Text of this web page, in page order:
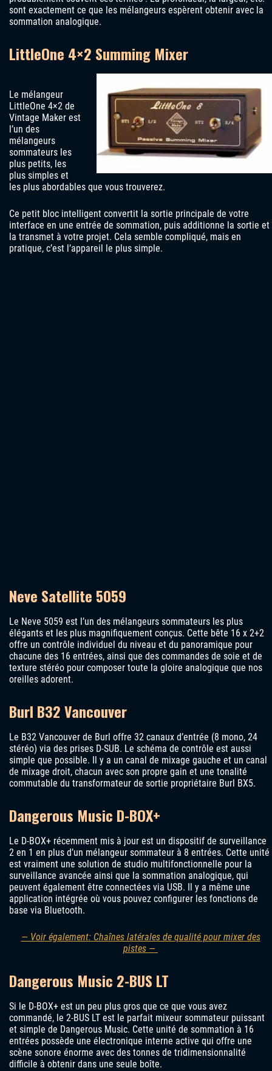
sont exactement ce que les mélangeurs espèrent obtenir avec la
sommation analogique.
LittleOne 4×2 Summing Mixer
Le mélangeur
LittleOne 4×2 de
Vintage Maker est
l’un des
mélangeurs
sommateurs les
plus petits, les
plus simples et
les plus abordables que vous trouverez.
Ce petit bloc intelligent convertit la sortie principale de votre
interface en une entrée de sommation, puis additionne la sortie et
la transmet à votre projet. Cela semble compliqué, mais en
pratique, c’est l’appareil le plus simple.
Neve Satellite 5059
Le Neve 5059 est l’un des mélangeurs sommateurs les plus
élégants et les plus magnifiquement conçus. Cette bête 16 x 2+2
offre un contrôle individuel du niveau et du panoramique pour
chacune des 16 entrées, ainsi que des commandes de soie et de
texture stéréo pour composer toute la gloire analogique que nos
oreilles adorent.
Burl B32 Vancouver
Le B32 Vancouver de Burl offre 32 canaux d’entrée (8 mono, 24
stéréo) via des prises D-SUB. Le schéma de contrôle est aussi
simple que possible. Il y a un canal de mixage gauche et un canal
de mixage droit, chacun avec son propre gain et une tonalité
commutable du transformateur de sortie propriétaire Burl BX5.
Dangerous Music D-BOX+
Le D-BOX+ récemment mis à jour est un dispositif de surveillance
2 en 1 en plus d’un mélangeur sommateur à 8 entrées. Cette unité
est vraiment une solution de studio multifonctionnelle pour la
surveillance avancée ainsi que la sommation analogique, qui
peuvent également être connectées via USB. Il y a même une
application intégrée où vous pouvez configurer les fonctions de
base via Bluetooth.
— Voir également: Chaînes latérales de qualité pour mixer des
pistes —
Dangerous Music 2-BUS LT
Si le D-BOX+ est un peu plus gros que ce que vous avez
commandé, le 2-BUS LT est le parfait mixeur sommateur puissant
et simple de Dangerous Music. Cette unité de sommation à 16
entrées possède une électronique interne active qui offre une
scène sonore énorme avec des tonnes de tridimensionnalité
difficile à obtenir dans une seule boîte.